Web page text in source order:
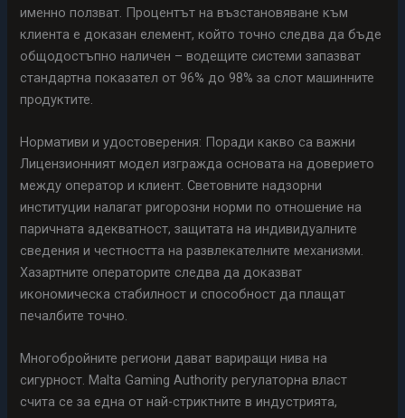
именно ползват. Процентът на възстановяване към
клиента е доказан елемент, който точно следва да бъде
общодостъпно наличен – водещите системи запазват
стандартна показател от 96% до 98% за слот машинните
продуктите.
Нормативи и удостоверения: Поради какво са важни
Лицензионният модел изгражда основата на доверието
между оператор и клиент. Световните надзорни
институции налагат ригорозни норми по отношение на
паричната адекватност, защитата на индивидуалните
сведения и честността на развлекателните механизми.
Хазартните операторите следва да доказват
икономическа стабилност и способност да плащат
печалбите точно.
Многобройните региони дават вариращи нива на
сигурност. Malta Gaming Authority регулаторна власт
счита се за една от най-стриктните в индустрията,